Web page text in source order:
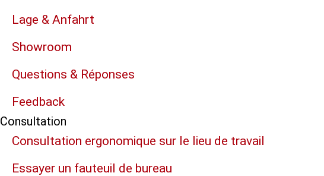
Lage & Anfahrt
Showroom
Questions & Réponses
Feedback
Consultation
Consultation ergonomique sur le lieu de travail
Essayer un fauteuil de bureau